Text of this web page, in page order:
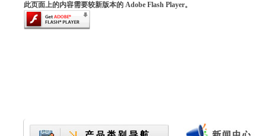
此页面上的内容需要较新版本的 Adobe Flash Player。